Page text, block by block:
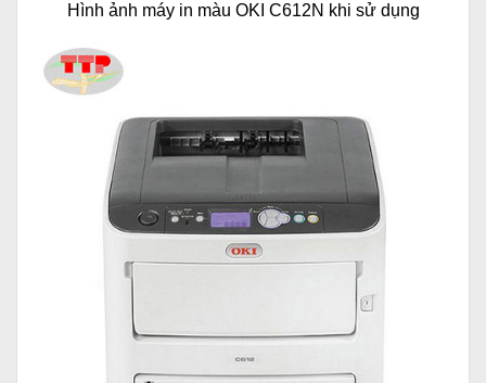
Hình ảnh máy in màu OKI C612N khi sử dụng